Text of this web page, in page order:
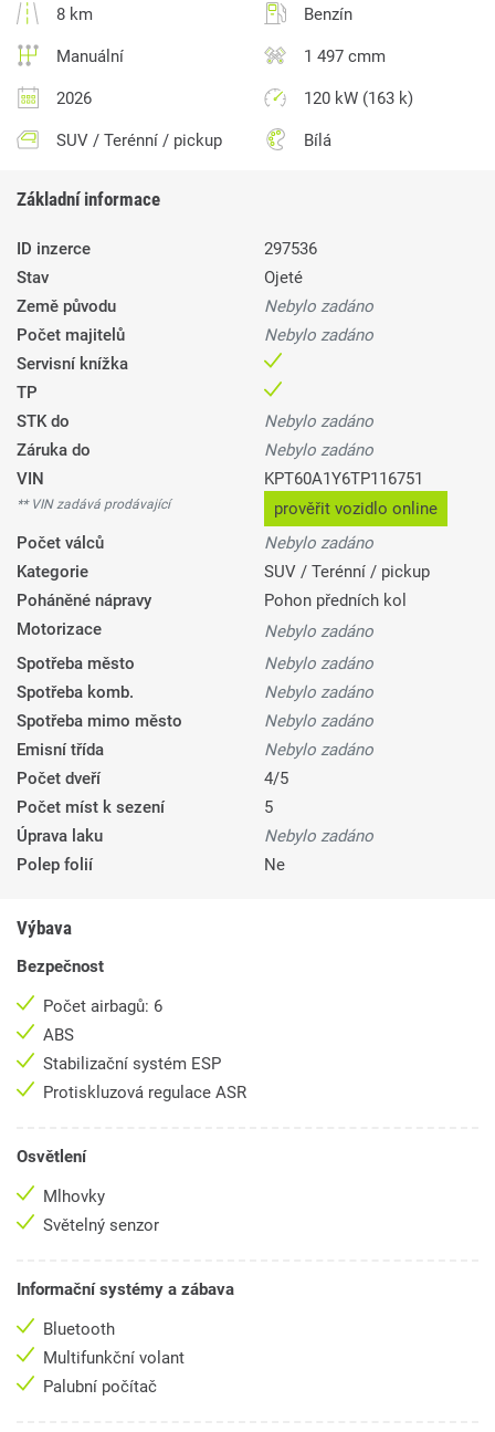
8 km Benzín
Manuální 1 497 cmm
2026 120 kW (163 k)
SUV / Terénní / pickup Bílá
Základní informace
ID inzerce
297536
Stav
Ojeté
Země původu
Nebylo zadáno
Počet majitelů
Nebylo zadáno
Servisní knížka
TP
STK do
Nebylo zadáno
Záruka do
Nebylo zadáno
VIN
** VIN zadává prodávající
KPT60A1Y6TP116751
prověřit vozidlo online
Počet válců
Nebylo zadáno
Kategorie
SUV / Terénní / pickup
Poháněné nápravy
Pohon předních kol
Motorizace
Nebylo zadáno
Spotřeba město
Nebylo zadáno
Spotřeba komb.
Nebylo zadáno
Spotřeba mimo město
Nebylo zadáno
Emisní třída
Nebylo zadáno
Počet dveří
4/5
Počet míst k sezení
5
Úprava laku
Nebylo zadáno
Polep folií
Ne
Výbava
Bezpečnost
Počet airbagů: 6
ABS
Stabilizační systém ESP
Protiskluzová regulace ASR
Osvětlení
Mlhovky
Světelný senzor
Informační systémy a zábava
Bluetooth
Multifunkční volant
Palubní počítač